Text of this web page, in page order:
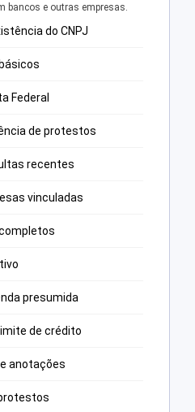
bancos e outras empresas.
do CNPJ
Federal
de protestos
recentes
vinculadas
presumida
de crédito
anotações